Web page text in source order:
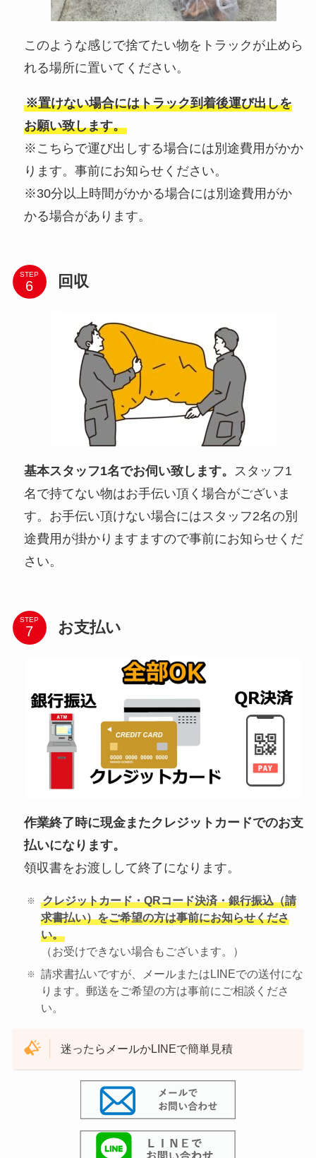
このような感じで捨てたい物をトラックが止めら
れる場所に置いてください。
※置けない場合にはトラック到着後運び出しを
お願い致します。
※こちらで運び出しする場合には別途費用がかか
ります。事前にお知らせください。
※30分以上時間がかかる場合には別途費用がか
かる場合があります。
STEP 回収
基本スタッフ1名でお伺い致します。 スタッフ1
名で持てない物はお手伝い頂く場合がございま
す。お手伝い頂けない場合にはスタッフ2名の別
途費用が掛かりますますので事前にお知らせくだ
さい。
STEP お支払い
作業終了時に現金またクレジットカードでのお支
払いになります。
領収書をお渡しして終了になります。
クレジットカード・QRコード決済・銀行振込（請
求書払い）をご希望の方は事前にお知らせくださ
い。
（お受けできない場合もございます。）
請求書払いですが、メールまたはLINEでの送付にな
ります。郵送をご希望の方は事前にご相談くださ
い。
迷ったらメールかLINEで簡単見積